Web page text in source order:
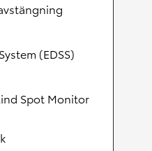
(EDSS)
Spot Monitor